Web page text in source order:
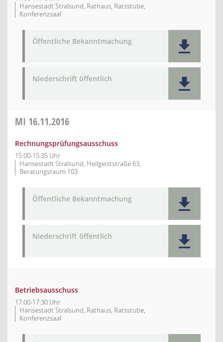
Hansestadt Stralsund, Rathaus, Ratsstube,
Konferenzsaal
Öffentliche Bekanntmachung
Niederschrift öffentlich
MI 16.11.2016
Rechnungsprüfungsausschuss
15:00-15:35 Uhr
Hansestadt Stralsund, Heilgeiststraße 63,
Beratungsraum 103
Öffentliche Bekanntmachung
Niederschrift öffentlich
Betriebsausschuss
17:00-17:30 Uhr
Hansestadt Stralsund, Rathaus, Ratsstube,
Konferenzsaal